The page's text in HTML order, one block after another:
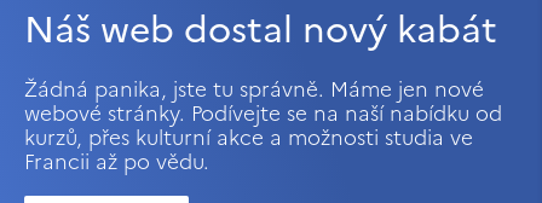
Náš web dostal nový kabát
Žádná panika, jste tu správně. Máme jen nové
webové stránky. Podívejte se na naší nabídku od
kurzů, přes kulturní akce a možnosti studia ve
Francii až po vědu.